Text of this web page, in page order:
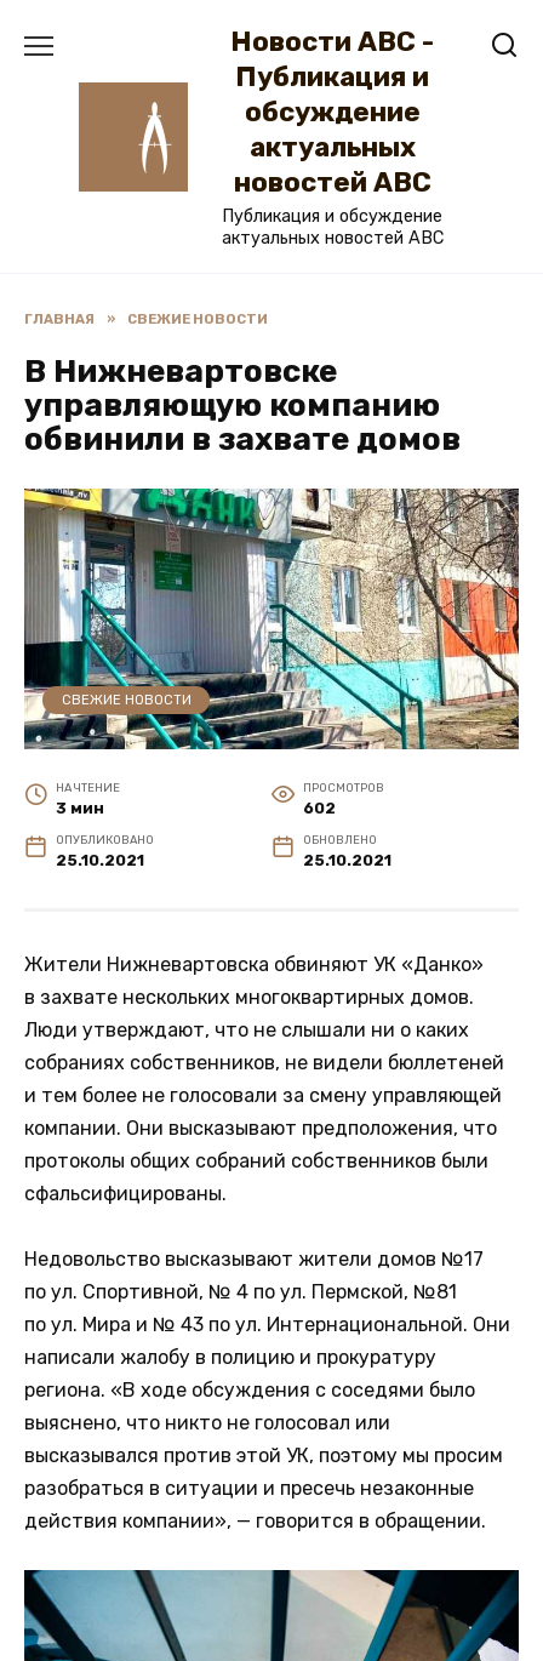
Новости ABC -
Публикация и
обсуждение
актуальных
новостей ABC
Публикация и обсуждение
актуальных новостей ABC
ГЛАВНАЯ » СВЕЖИЕ НОВОСТИ
В Нижневартовске
управляющую компанию
обвинили в захвате домов
СВЕЖИЕ НОВОСТИ
НА ЧТЕНИЕ
3 мин
ПРОСМОТРОВ
602
ОПУБЛИКОВАНО
25.10.2021
ОБНОВЛЕНО
25.10.2021
Жители Нижневартовска обвиняют УК «Данко»
в захвате нескольких многоквартирных домов.
Люди утверждают, что не слышали ни о каких
собраниях собственников, не видели бюллетеней
и тем более не голосовали за смену управляющей
компании. Они высказывают предположения, что
протоколы общих собраний собственников были
сфальсифицированы.
Недовольство высказывают жители домов №17
по ул. Спортивной, № 4 по ул. Пермской, №81
по ул. Мира и № 43 по ул. Интернациональной. Они
написали жалобу в полицию и прокуратуру
региона. «В ходе обсуждения с соседями было
выяснено, что никто не голосовал или
высказывался против этой УК, поэтому мы просим
разобраться в ситуации и пресечь незаконные
действия компании», — говорится в обращении.